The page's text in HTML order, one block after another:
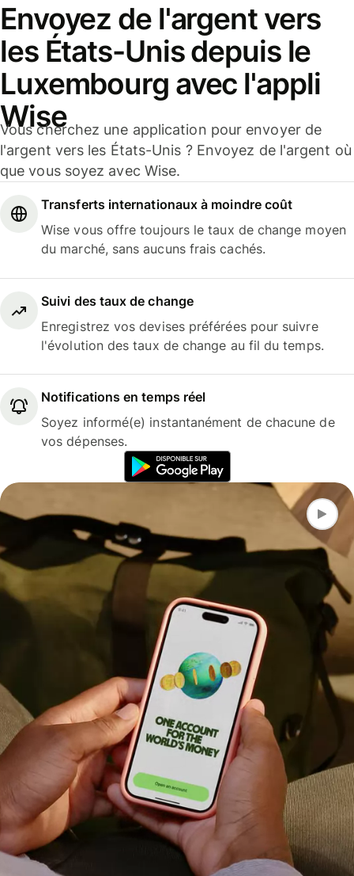
Envoyez de l'argent vers
les États-Unis depuis le
Luxembourg avec l'appli
Wise
Vous cherchez une application pour envoyer de
l'argent vers les États-Unis ? Envoyez de l'argent où
que vous soyez avec Wise.
Transferts internationaux à moindre coût
Wise vous offre toujours le taux de change moyen
du marché, sans aucuns frais cachés.
Suivi des taux de change
Enregistrez vos devises préférées pour suivre
l'évolution des taux de change au fil du temps.
Notifications en temps réel
Soyez informé(e) instantanément de chacune de
vos dépenses.